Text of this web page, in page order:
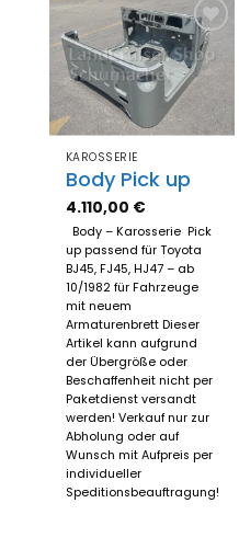
Zum
Merkzettel
hinzufügen
KAROSSERIE
Body Pick up
4.110,00 €
Body – Karosserie Pick
up passend für Toyota
BJ45, FJ45, HJ47 – ab
10/1982 für Fahrzeuge
mit neuem
Armaturenbrett Dieser
Artikel kann aufgrund
der Übergröße oder
Beschaffenheit nicht per
Paketdienst versandt
werden! Verkauf nur zur
Abholung oder auf
Wunsch mit Aufpreis per
individueller
Speditionsbeauftragung!